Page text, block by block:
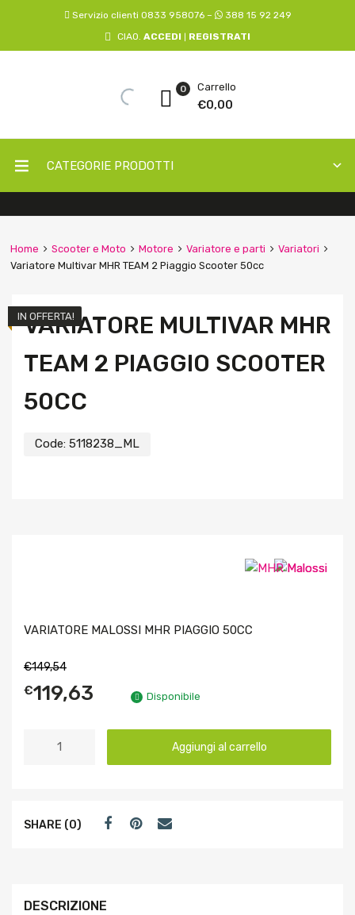
Servizio clienti 0833 958076 –
388 15 92 249
CIAO. ACCEDI REGISTRATI
Carrello
€0,00
0
CATEGORIE PRODOTTI
Home Scooter e Moto Motore Variatore e parti
Variatori
Variatore Multivar MHR TEAM 2 Piaggio Scooter 50cc
VARIATORE MULTIVAR MHR
TEAM 2 PIAGGIO SCOOTER
50CC
Code: 5118238_ML
IN OFFERTA!
VARIATORE MALOSSI MHR PIAGGIO 50CC
€149,54
€119,63 Disponibile
Aggiungi al carrello
SHARE (0)
DESCRIZIONE